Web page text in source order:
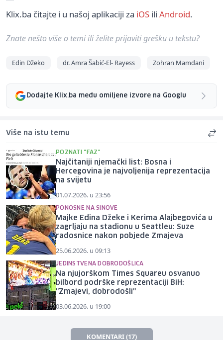
Klix.ba čitajte i u našoj aplikaciji za iOS ili Android.
Znate nešto više o temi ili želite prijaviti grešku u tekstu?
Edin Džeko dr. Amra Šabić-El- Rayess Zohran Mamdani
Dodajte Klix.ba među omiljene izvore na Googlu
Više na istu temu
POZNATI "FAZ"
Najčitaniji njemački list: Bosna i
Hercegovina je najvoljenija reprezentacija
na svijetu
01.07.2026. u 23:56
PONOSNE NA SINOVE
Majke Edina Džeke i Kerima Alajbegovića u
zagrljaju na stadionu u Seattleu: Suze
radosnice nakon pobjede Zmajeva
25.06.2026. u 09:13
JEDINSTVENA DOBRODOŠLICA
Na njujorškom Times Squareu osvanuo
bilbord podrške reprezentaciji BiH:
"Zmajevi, dobrodošli"
03.06.2026. u 19:00
KOMENTARI (17)